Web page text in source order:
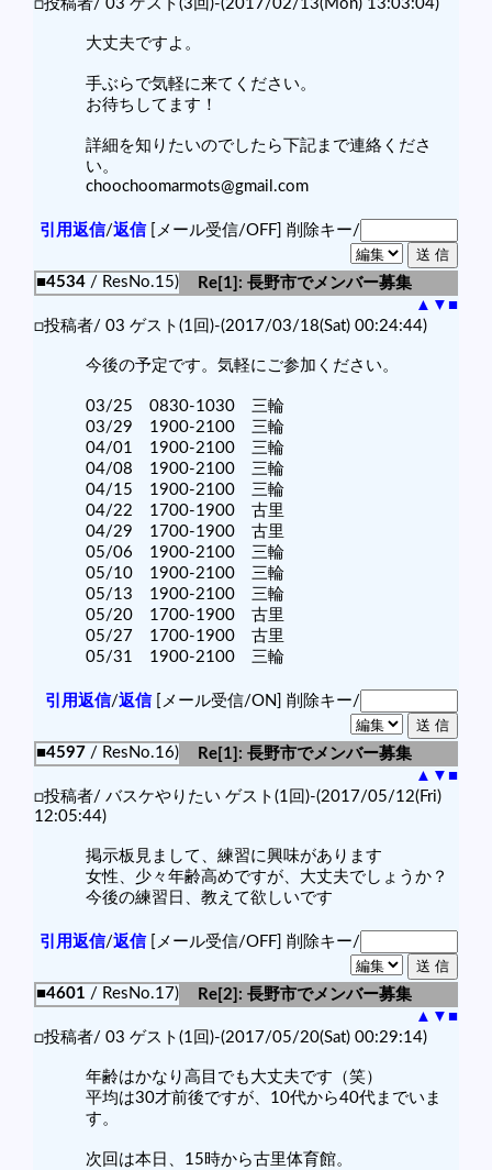
□投稿者/ 03 ゲスト(3回)-(2017/02/13(Mon) 13:03:04)
大丈夫ですよ。
手ぶらで気軽に来てください。
お待ちしてます！
詳細を知りたいのでしたら下記まで連絡くださ
い。
choochoomarmots@gmail.com
引用返信/返信[メール受信/OFF] 削除キー/
■4534 / ResNo.15)
Re[1]: 長野市でメンバー募集
▲ ▼ ■
□投稿者/ 03 ゲスト(1回)-(2017/03/18(Sat) 00:24:44)
今後の予定です。気軽にご参加ください。
03/25 0830-1030 三輪
03/29 1900-2100 三輪
04/01 1900-2100 三輪
04/08 1900-2100 三輪
04/15 1900-2100 三輪
04/22 1700-1900 古里
04/29 1700-1900 古里
05/06 1900-2100 三輪
05/10 1900-2100 三輪
05/13 1900-2100 三輪
05/20 1700-1900 古里
05/27 1700-1900 古里
05/31 1900-2100 三輪
引用返信/返信[メール受信/ON] 削除キー/
■4597 / ResNo.16)
Re[1]: 長野市でメンバー募集
▲ ▼ ■
□投稿者/ バスケやりたい ゲスト(1回)-(2017/05/12(Fri)
12:05:44)
掲示板見まして、練習に興味があります
女性、少々年齢高めですが、大丈夫でしょうか？
今後の練習日、教えて欲しいです
引用返信/返信[メール受信/OFF] 削除キー/
■4601 / ResNo.17)
Re[2]: 長野市でメンバー募集
▲ ▼ ■
□投稿者/ 03 ゲスト(1回)-(2017/05/20(Sat) 00:29:14)
年齢はかなり高目でも大丈夫です（笑）
平均は30才前後ですが、10代から40代までいま
す。
次回は本日、15時から古里体育館。